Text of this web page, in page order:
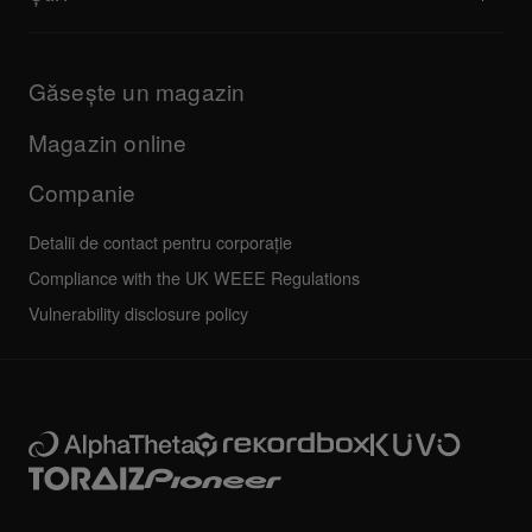
FAQs
Forum comunitate
Service, reparații, garanție
Companie
Altele
Găsește un magazin
Magazin online
Companie
Detalii de contact pentru corporație
Compliance with the UK WEEE Regulations
Vulnerability disclosure policy